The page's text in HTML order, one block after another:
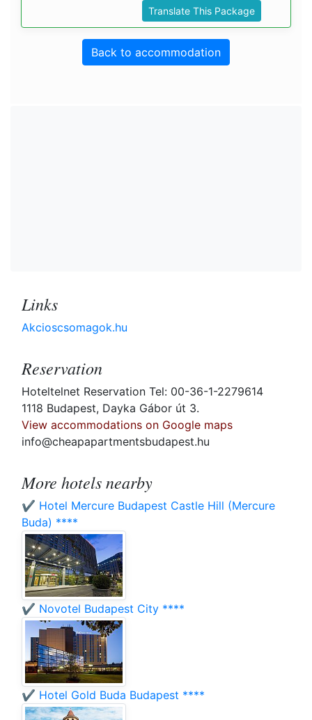
Translate This Package
Back to accommodation
Links
Akcioscsomagok.hu
Reservation
Hoteltelnet Reservation Tel: 00-36-1-2279614
1118 Budapest, Dayka Gábor út 3.
View accommodations on Google maps
info@cheapapartmentsbudapest.hu
More hotels nearby
✔️ Hotel Mercure Budapest Castle Hill (Mercure
Buda) ****
✔️ Novotel Budapest City ****
✔️ Hotel Gold Buda Budapest ****